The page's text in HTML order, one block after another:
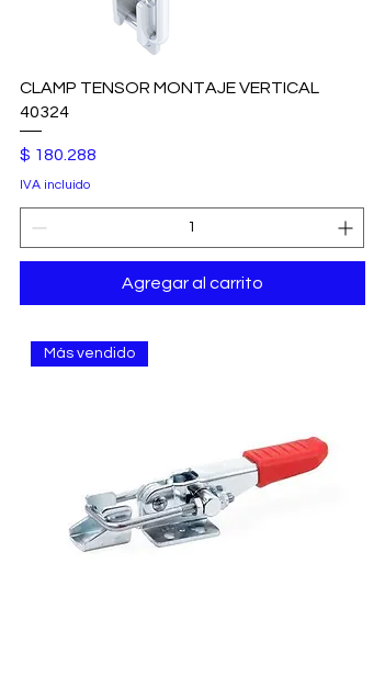
CLAMP TENSOR MONTAJE VERTICAL
40324
Precio
$ 180.288
IVA incluido
Agregar al carrito
Más vendido